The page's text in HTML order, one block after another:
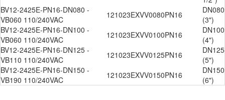
BV12-2425E-PN16-DN080 -
VB060 110/240VAC
121023EXVV0080PN16
DN080
(3")
BV12-2425E-PN16-DN100 -
VB060 110/240VAC
121023EXVV0100PN16
DN100
(4")
BV12-2425E-PN16-DN125 -
VB110 110/240VAC
121023EXVV0125PN16
DN125
(5")
BV12-2425E-PN16-DN150 -
VB190 110/240VAC
121023EXVV0150PN16
DN150
(6")